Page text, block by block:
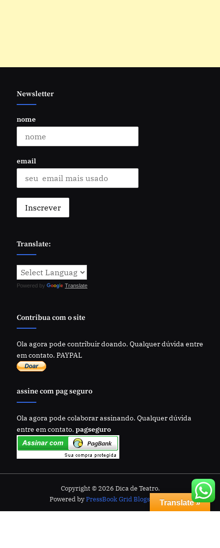
Newsletter
nome
email
Translate:
Powered by Translate
Contribua com o site
Ola agora pode contribuir doando. Qualquer dúvida entre
em contato. PAYPAL
assine com pag seguro
Ola agora pode colaborar assinando. Qualquer dúvida
entre em contato. pagseguro
Copyright © 2026 Dica de Teatro.
Powered byPressBook Grid Blogs themeTranslate »